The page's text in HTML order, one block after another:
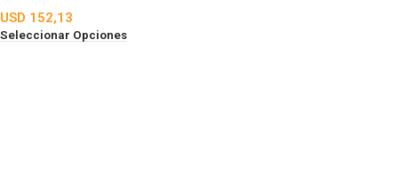
USD 152,13
Seleccionar Opciones